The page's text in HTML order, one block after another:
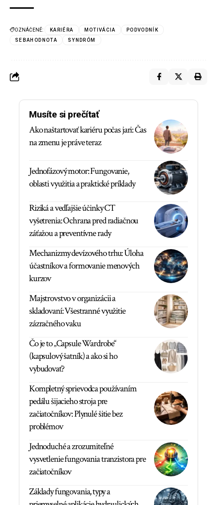
OZNÁČENÉ: KARIÉRA MOTIVÁCIA
PODVODNÍK
SEBAHODNOTA
SYNDRÓM
Musíte si prečítať
Ako naštartovať kariéru počas jari: Čas
na zmenu je práve teraz
Jednofázový motor: Fungovanie,
oblasti využitia a praktické príklady
Riziká a vedľajšie účinky CT
vyšetrenia: Ochrana pred radiačnou
záťažou a preventívne rady
Mechanizmy devízového trhu: Úloha
účastníkov a formovanie menových
kurzov
Majstrovstvo v organizácii a
skladovaní: Všestranné využitie
zázračného vaku
Čo je to „Capsule Wardrobe“
(kapsulový šatník) a ako si ho
vybudovať?
Kompletný sprievodca používaním
pedálu šijacieho stroja pre
začiatočníkov: Plynulé šitie bez
problémov
Jednoduché a zrozumiteľné
vysvetlenie fungovania tranzistora pre
začiatočníkov
Základy fungovania, typy a